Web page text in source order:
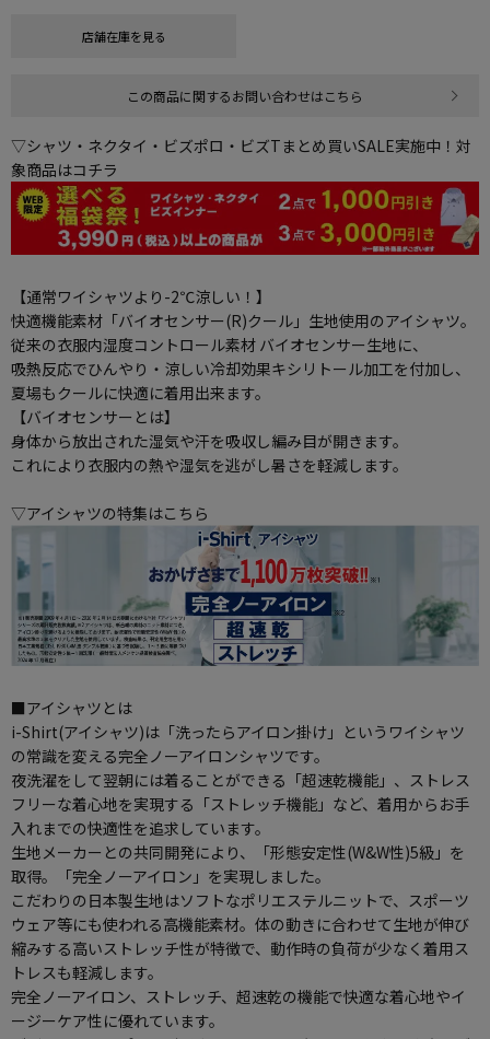
店舗在庫を見る
この商品に関するお問い合わせはこちら
▽シャツ・ネクタイ・ビズポロ・ビズTまとめ買いSALE実施中！対
象商品はコチラ
【通常ワイシャツより-2℃涼しい！】
快適機能素材「バイオセンサー(R)クール」生地使用のアイシャツ。
従来の衣服内湿度コントロール素材 バイオセンサー生地に、
吸熱反応でひんやり・涼しい冷却効果キシリトール加工を付加し、
夏場もクールに快適に着用出来ます。
【バイオセンサーとは】
身体から放出された湿気や汗を吸収し編み目が開きます。
これにより衣服内の熱や湿気を逃がし暑さを軽減します。
▽アイシャツの特集はこちら
■アイシャツとは
i-Shirt(アイシャツ)は「洗ったらアイロン掛け」というワイシャツ
の常識を変える完全ノーアイロンシャツです。
夜洗濯をして翌朝には着ることができる「超速乾機能」、ストレス
フリーな着心地を実現する「ストレッチ機能」など、着用からお手
入れまでの快適性を追求しています。
生地メーカーとの共同開発により、「形態安定性(W&W性)5級」を
取得。「完全ノーアイロン」を実現しました。
こだわりの日本製生地はソフトなポリエステルニットで、スポーツ
ウェア等にも使われる高機能素材。体の動きに合わせて生地が伸び
縮みする高いストレッチ性が特徴で、動作時の負荷が少なく着用ス
トレスも軽減します。
完全ノーアイロン、ストレッチ、超速乾の機能で快適な着心地やイ
ージーケア性に優れています。